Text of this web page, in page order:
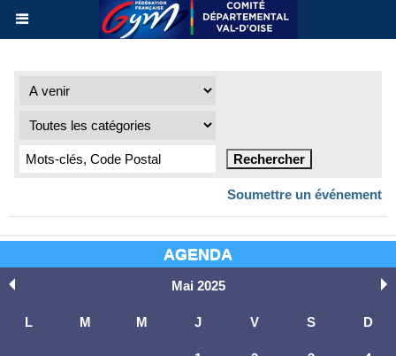
AGENDA
Mai 2025
L M M J V S D
Soumettre un événement